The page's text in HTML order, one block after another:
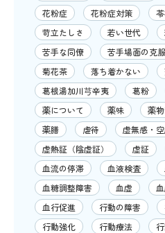
花粉症
花粉症対策
苛立たしさ
若い世代
苦手な同僚
苦手場面の克服
菊花茶
落ち着かない
葛根湯加川芎辛夷
葛粉
薬について
薬味 薬
薬膳
虐待
虚無感・
虚熱証（陰虚証）
虚証
血流の停滞
血液検査
血糖調整障害
血虚
血行促進
行動の障害
行動強化
行動療法